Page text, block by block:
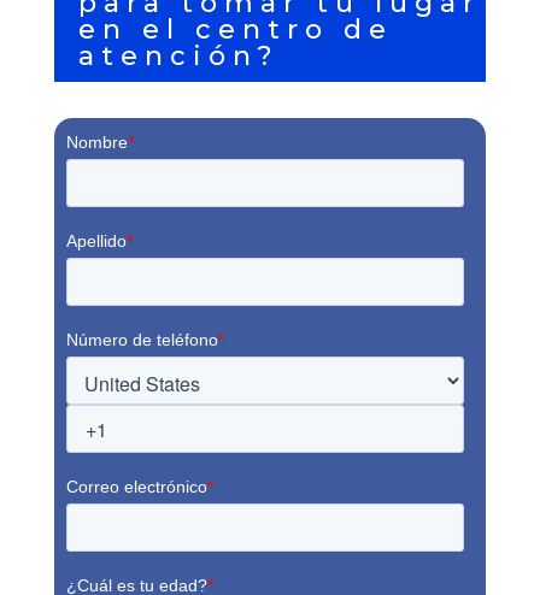
en el centro de
atención?